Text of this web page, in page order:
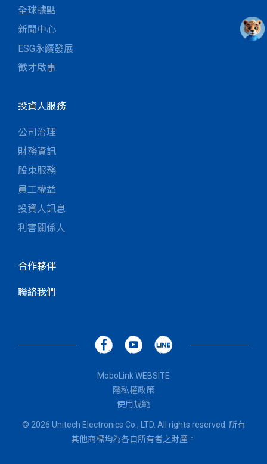
全球據點
新聞中心
ESG永續發展
徵才啟事
投資人服務
公司治理
財務資訊
股東服務
員工權益
投資人訊息
利害關係人
合作夥伴
聯絡我們
MoboLink WEBSITE
隱私權政策
使用規範
© 2026 Unitech Electronics Co., LTD. All rights reserved. 所有
其他商標均為各自所有者之財產。